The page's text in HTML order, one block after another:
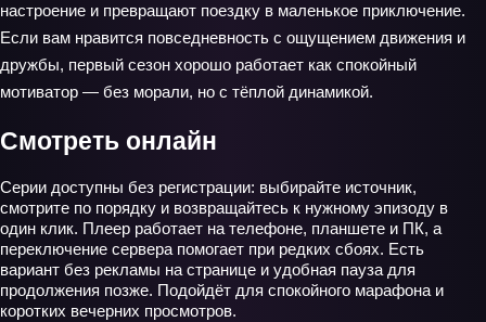
настроение и превращают поездку в маленькое приключение.
Если вам нравится повседневность с ощущением движения и
дружбы, первый сезон хорошо работает как спокойный
мотиватор — без морали, но с тёплой динамикой.
Смотреть онлайн
Серии доступны без регистрации: выбирайте источник,
смотрите по порядку и возвращайтесь к нужному эпизоду в
один клик. Плеер работает на телефоне, планшете и ПК, а
переключение сервера помогает при редких сбоях. Есть
вариант без рекламы на странице и удобная пауза для
продолжения позже. Подойдёт для спокойного марафона и
коротких вечерних просмотров.